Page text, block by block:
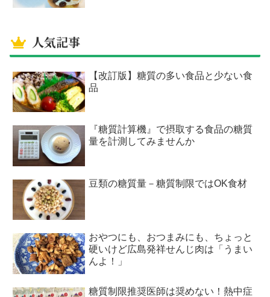
人気記事
【改訂版】糖質の多い食品と少ない食
品
『糖質計算機』で摂取する食品の糖質
量を計測してみませんか
豆類の糖質量－糖質制限ではOK食材
おやつにも、おつまみにも、ちょっと
硬いけど広島発祥せんじ肉は「うまい
んよ！」
糖質制限推奨医師は奨めない！熱中症